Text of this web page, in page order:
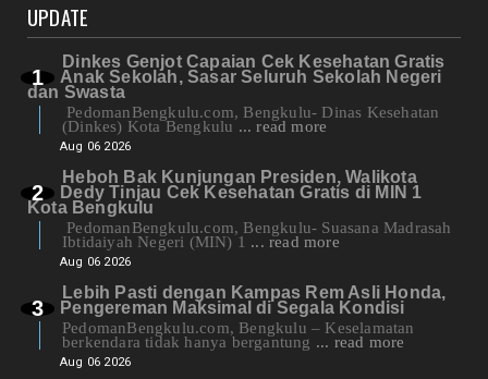
UPDATE
Dinkes Genjot Capaian Cek Kesehatan Gratis
Anak Sekolah, Sasar Seluruh Sekolah Negeri
dan Swasta
PedomanBengkulu.com, Bengkulu- Dinas Kesehatan
(Dinkes) Kota Bengkulu ... read more
Aug 06 2026
Heboh Bak Kunjungan Presiden, Walikota
Dedy Tinjau Cek Kesehatan Gratis di MIN 1
Kota Bengkulu
PedomanBengkulu.com, Bengkulu- Suasana Madrasah
Ibtidaiyah Negeri (MIN) 1 ... read more
Aug 06 2026
Lebih Pasti dengan Kampas Rem Asli Honda,
Pengereman Maksimal di Segala Kondisi
PedomanBengkulu.com, Bengkulu – Keselamatan
berkendara tidak hanya bergantung ... read more
Aug 06 2026